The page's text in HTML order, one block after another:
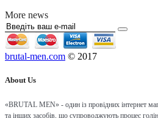
More news
brutal-men.com © 2017
About Us
«BRUTAL MEN» - один із провідних інтернет
та інших засобів, що супроводжують процес